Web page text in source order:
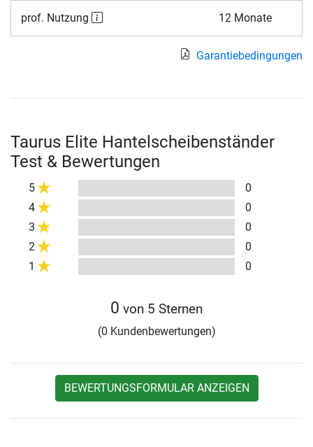
prof. Nutzung 12 Monate
Garantiebedingungen
Taurus Elite Hantelscheibenständer
Test & Bewertungen
5
0
4
0
3
0
2
0
1
0
0 von 5 Sternen
(0 Kundenbewertungen)
BEWERTUNGSFORMULAR ANZEIGEN